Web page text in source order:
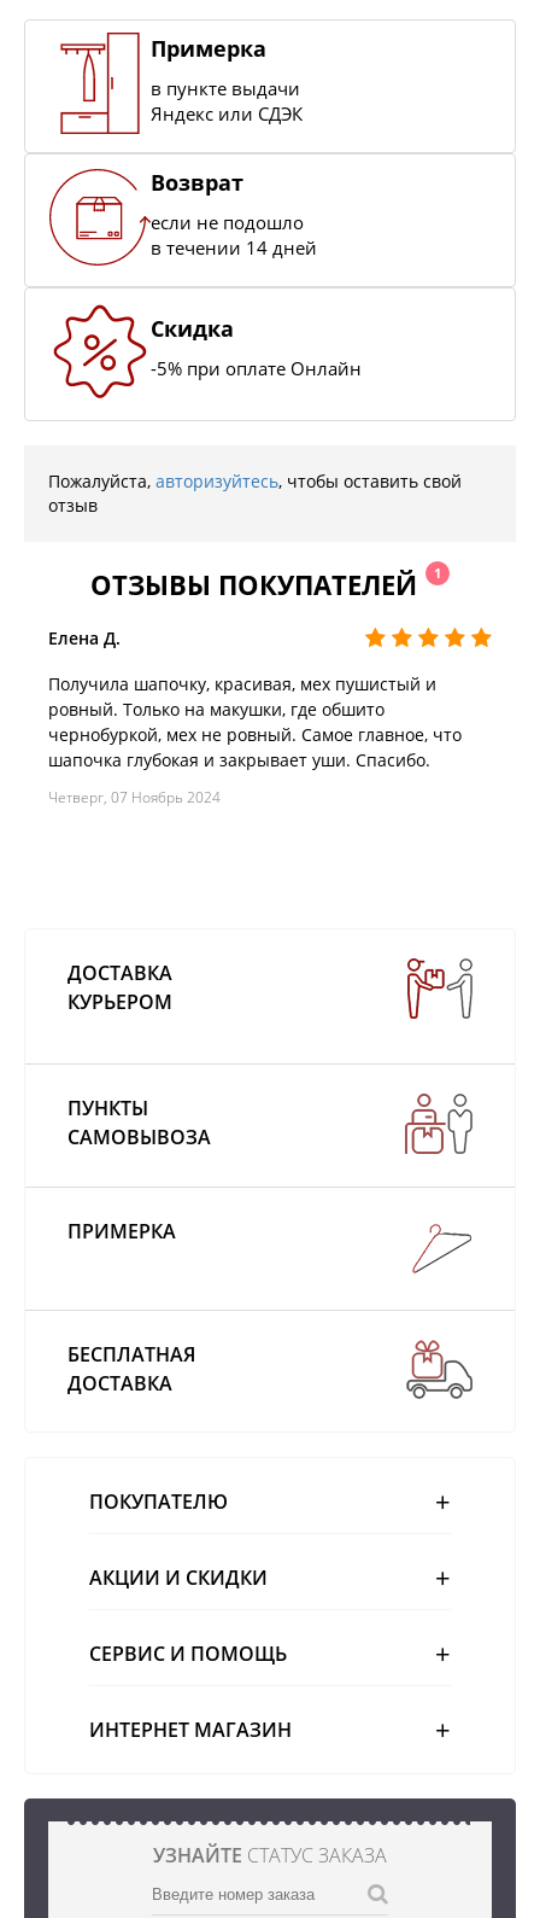
Примерка
в пункте выдачи
Яндекс или СДЭК
Возврат
если не подошло
в течении 14 дней
Скидка
-5% при оплате Онлайн
Пожалуйста, авторизуйтесь, чтобы оставить свой
отзыв
ОТЗЫВЫ ПОКУПАТЕЛЕЙ 1
Елена Д.
Получила шапочку, красивая, мех пушистый и
ровный. Только на макушки, где обшито
чернобуркой, мех не ровный. Самое главное, что
шапочка глубокая и закрывает уши. Спасибо.
Четверг, 07 Ноябрь 2024
ДОСТАВКА
КУРЬЕРОМ
ПУНКТЫ
САМОВЫВОЗА
ПРИМЕРКА
БЕСПЛАТНАЯ
ДОСТАВКА
ПОКУПАТЕЛЮ
АКЦИИ И СКИДКИ
СЕРВИС И ПОМОЩЬ
ИНТЕРНЕТ МАГАЗИН
УЗНАЙТЕ СТАТУС ЗАКАЗА